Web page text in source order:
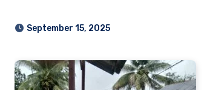
September 15, 2025